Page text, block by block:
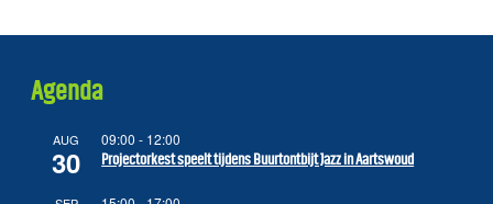
Agenda
AUG
30
09:00 - 12:00
Projectorkest speelt tijdens Buurtontbijt Jazz in Aartswoud